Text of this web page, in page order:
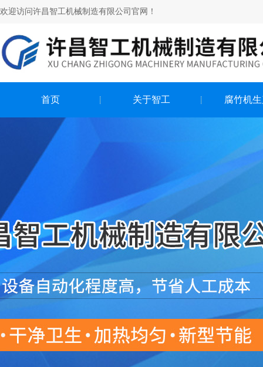
欢迎访问许昌智工机械制造有限公司官网！
首页 关于智工 腐竹机